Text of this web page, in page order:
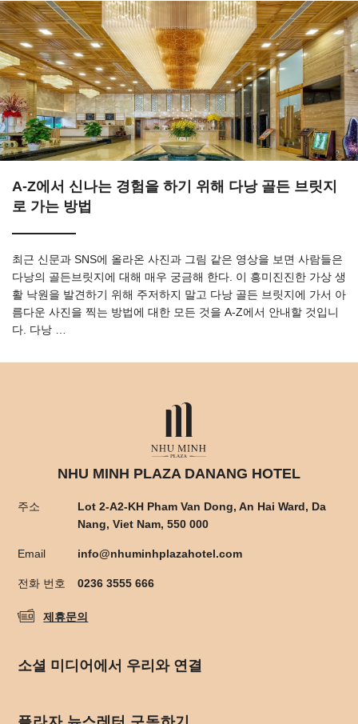
A-Z에서 신나는 경험을 하기 위해 다낭 골든 브릿지
로 가는 방법
최근 신문과 SNS에 올라온 사진과 그림 같은 영상을 보면 사람들은
다낭의 골든브릿지에 대해 매우 궁금해 한다. 이 흥미진진한 가상 생
활 낙원을 발견하기 위해 주저하지 말고 다낭 골든 브릿지에 가서 아
름다운 사진을 찍는 방법에 대한 모든 것을 A-Z에서 안내할 것입니
다. 다낭 …
NHU MINH PLAZA DANANG HOTEL
주소
Lot 2-A2-KH Pham Van Dong, An Hai Ward, Da
Nang, Viet Nam, 550 000
Email info@nhuminhplazahotel.com
전화 번호 0236 3555 666
제휴문의
소셜 미디어에서 우리와 연결